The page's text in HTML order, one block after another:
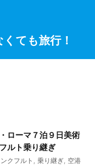
ても旅行！
ローマ７泊９日美術
ルト乗り継ぎ
クフルト 乗り継ぎ 空港